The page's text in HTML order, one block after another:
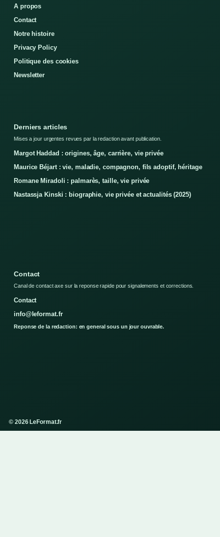
A propos
Contact
Notre histoire
Privacy Policy
Politique des cookies
Newsletter
Derniers articles
Mises a jour urgentes revues par la redaction avant publication.
Margot Haddad : origines, âge, carrière, vie privée
Maurice Béjart : vie, maladie, compagnon, fils adoptif, héritage
Romane Miradoli : palmarès, taille, vie privée
Nastassja Kinski : biographie, vie privée et actualités (2025)
Contact
Canal de contact axe sur la reponse rapide pour signalements et corrections.
Contact
info@leformat.fr
Reponse de la redaction: en general sous un jour ouvrable.
© 2026 LeFormat.fr